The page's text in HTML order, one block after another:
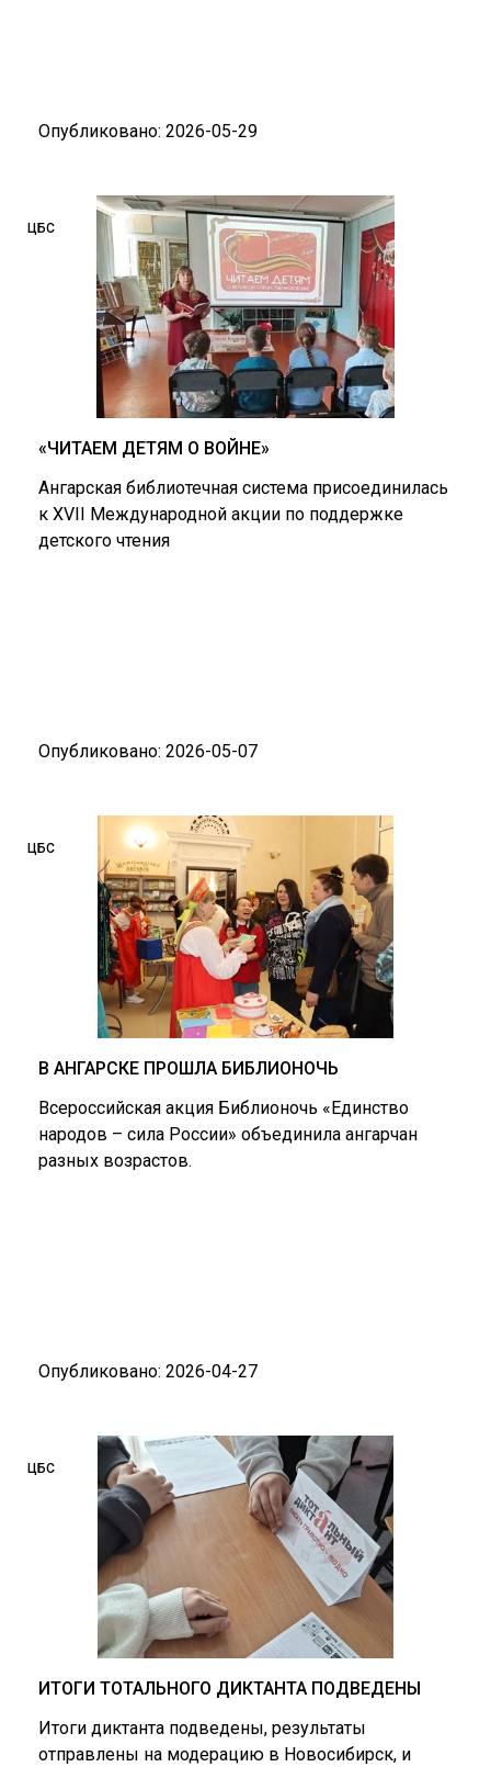
Опубликовано: 2026-05-29
ЦБС
«ЧИТАЕМ ДЕТЯМ О ВОЙНЕ»
Ангарская библиотечная система присоединилась
к XVII Международной акции по поддержке
детского чтения
Опубликовано: 2026-05-07
ЦБС
В АНГАРСКЕ ПРОШЛА БИБЛИОНОЧЬ
Всероссийская акция Библионочь «Единство
народов – сила России» объединила ангарчан
разных возрастов.
Опубликовано: 2026-04-27
ЦБС
ИТОГИ ТОТАЛЬНОГО ДИКТАНТА ПОДВЕДЕНЫ
Итоги диктанта подведены, результаты
отправлены на модерацию в Новосибирск, и